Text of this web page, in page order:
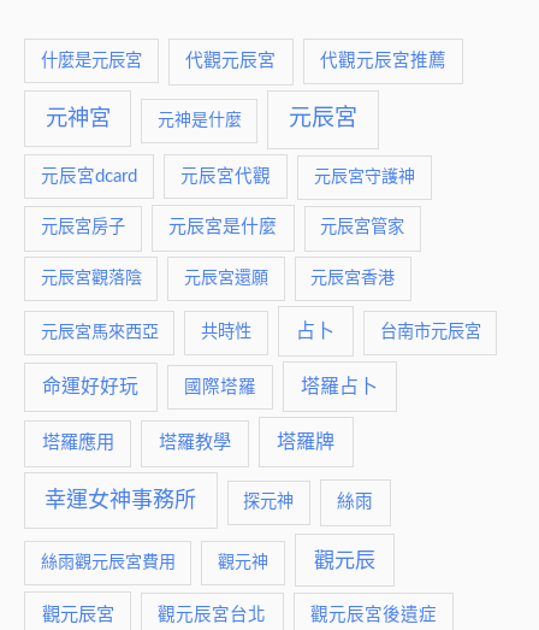
什麼是元辰宮 代觀元辰宮 代觀元辰宮推薦
元神宮 元神是什麼 元辰宮
元辰宮dcard 元辰宮代觀 元辰宮守護神
元辰宮房子 元辰宮是什麼 元辰宮管家
元辰宮觀落陰 元辰宮還願 元辰宮香港
元辰宮馬來西亞 共時性 占卜 台南市元辰宮
命運好好玩 國際塔羅 塔羅占卜
塔羅應用 塔羅教學 塔羅牌
幸運女神事務所 探元神 絲雨
絲雨觀元辰宮費用 觀元神 觀元辰
觀元辰宮 觀元辰宮台北 觀元辰宮後遺症